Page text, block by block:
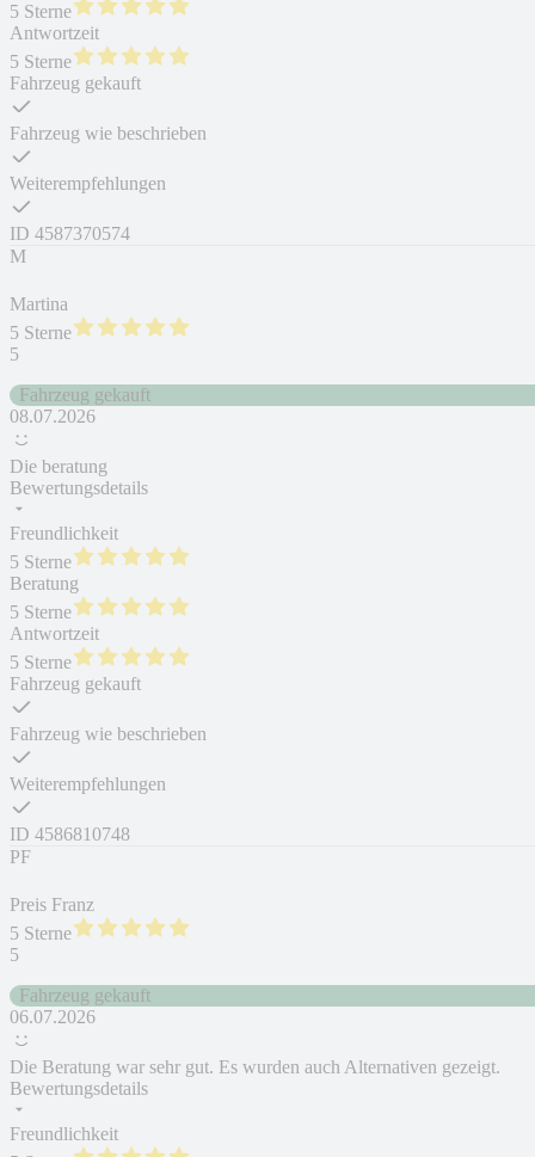
5 Sterne
Antwortzeit
5 Sterne
Fahrzeug gekauft
Fahrzeug wie beschrieben
Weiterempfehlungen
ID 4587370574
M
Martina
5 Sterne
5
Fahrzeug gekauft
08.07.2026
Die beratung
Bewertungsdetails
Freundlichkeit
5 Sterne
Beratung
5 Sterne
Antwortzeit
5 Sterne
Fahrzeug gekauft
Fahrzeug wie beschrieben
Weiterempfehlungen
ID 4586810748
PF
Preis Franz
5 Sterne
5
Fahrzeug gekauft
06.07.2026
Die Beratung war sehr gut. Es wurden auch Alternativen gezeigt.
Bewertungsdetails
Freundlichkeit